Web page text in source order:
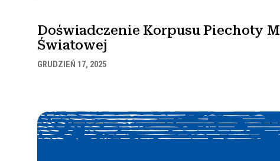
Doświadczenie Korpusu Piechoty
Światowej
GRUDZIEŃ 17, 2025